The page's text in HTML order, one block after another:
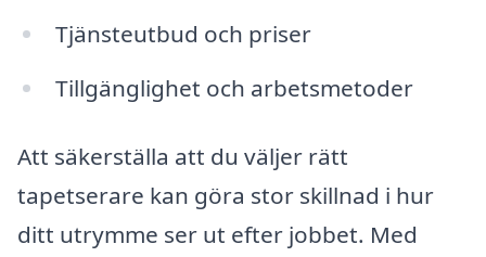
Tjänsteutbud och priser
Tillgänglighet och arbetsmetoder
Att säkerställa att du väljer rätt
tapetserare kan göra stor skillnad i hur
ditt utrymme ser ut efter jobbet. Med